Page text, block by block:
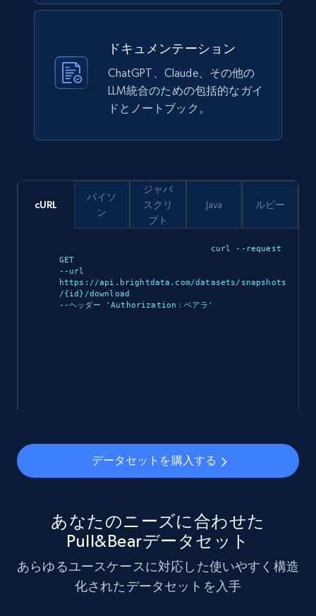
count, Main image, Category url, Category, and
eCommerce
151+ 今すぐ購入
Walmart sellers info
Seller id, URL, Catalog seller id, Seller name, Seller
display name, Seller email, Seller phone, Seller
eCommerce
eCommerce
Sephora products
ドキュメンテーション
ChatGPT、Claude、その他の
LLM統合のための包括的なガイ
ドとノートブック。
cURL
curl --request
GET
--url
https://api.brightdata.com/datasets/snapshots
/{id}/download
--ヘッダー 'Authorization：ベアラ '
パイソ
ン
ジャバ
スクリ
プト
Java ルビー
データセットを購入する
あなたのニーズに合わせた
Pull&Bearデータセット
あらゆるユースケースに対応した使いやすく構造
化されたデータセットを入手